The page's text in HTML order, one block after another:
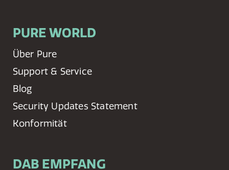
PURE WORLD
Über Pure
Support & Service
Blog
Security Updates Statement
Konformität
DAB EMPFANG